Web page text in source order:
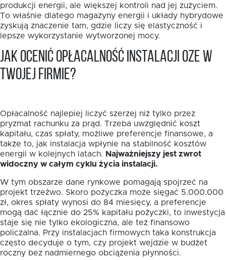
produkcji energii, ale większej kontroli nad jej zużyciem.
To właśnie dlatego magazyny energii i układy hybrydowe
zyskują znaczenie tam, gdzie liczy się elastyczność i
lepsze wykorzystanie wytworzonej mocy.
Jak ocenić opłacalność instalacji OZE w
Twojej firmie?
Opłacalność najlepiej liczyć szerzej niż tylko przez
pryzmat rachunku za prąd. Trzeba uwzględnić koszt
kapitału, czas spłaty, możliwe preferencje finansowe, a
także to, jak instalacja wpłynie na stabilność kosztów
energii w kolejnych latach. Najważniejszy jest zwrot
widoczny w całym cyklu życia instalacji.
W tym obszarze dane rynkowe pomagają spojrzeć na
projekt trzeźwo. Skoro pożyczka może sięgać 5.000.000
zł, okres spłaty wynosi do 84 miesięcy, a preferencje
mogą dać łącznie do 25% kapitału pożyczki, to inwestycja
staje się nie tylko ekologiczna, ale też finansowo
policzalna. Przy instalacjach firmowych taka konstrukcja
często decyduje o tym, czy projekt wejdzie w budżet
roczny bez nadmiernego obciążenia płynności.